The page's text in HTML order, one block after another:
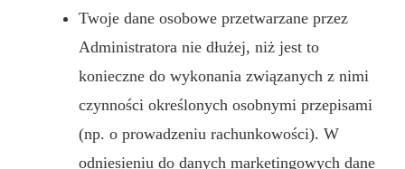
Twoje dane osobowe przetwarzane przez
Administratora nie dłużej, niż jest to
konieczne do wykonania związanych z nimi
czynności określonych osobnymi przepisami
(np. o prowadzeniu rachunkowości). W
odniesieniu do danych marketingowych dane